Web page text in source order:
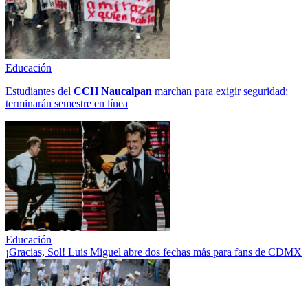
Educación
Estudiantes del CCH Naucalpan marchan para exigir seguridad;
terminarán semestre en línea
Educación
¡Gracias, Sol! Luis Miguel abre dos fechas más para fans de CDMX